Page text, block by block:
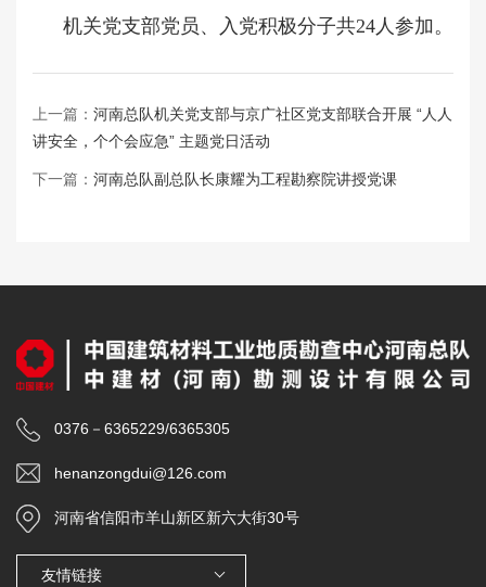
机关党支部党员、入党积极分子共24人参加。
上一篇： 河南总队机关党支部与京广社区党支部联合开展 “人人
讲安全，个个会应急” 主题党日活动
下一篇： 河南总队副总队长康耀为工程勘察院讲授党课
0376－6365229/6365305
henanzongdui@126.com
河南省信阳市羊山新区新六大街30号
友情链接